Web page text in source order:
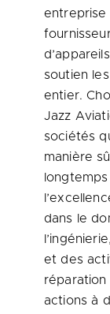
entreprise
soutien
entier.
Jazz
sociétés
manière
dans le
et des
réparation
actions à